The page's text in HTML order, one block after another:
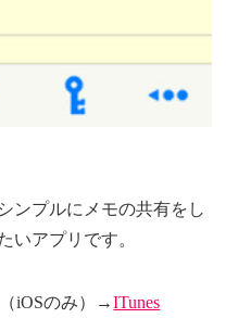
ンプルにメモの共有をし
いアプリです。
（iOSのみ）→ITunes